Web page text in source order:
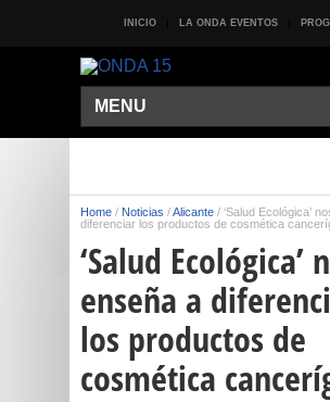
INICIO LA ONDA EVENTOS
MENU
Home / Noticias /Alicante / ‘Salud Ecológica’
diferenciar los productos de cosmética
‘Salud Ecológica’
enseña a
los productos de
cosmética